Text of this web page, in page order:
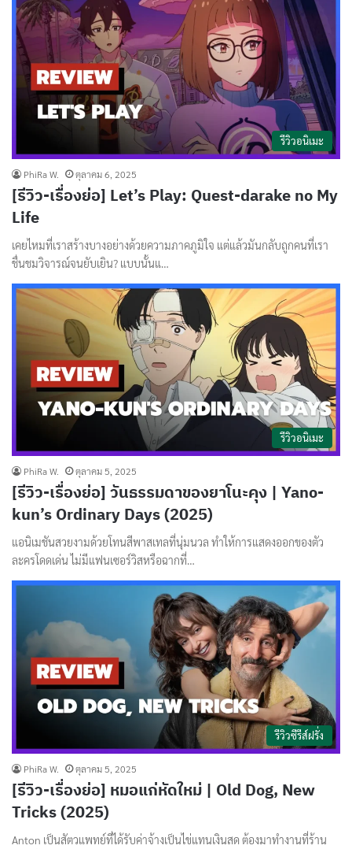
รีวิวอนิเมะ
PhiRa W. ตุลาคม 6, 2025
[รีวิว-เรื่องย่อ] Let’s Play: Quest-darake no My
Life
เคยไหมที่เราสร้างบางอย่างด้วยความภาคภูมิใจ แต่แล้วมันกลับถูกคนที่เรา
ชื่นชมวิจารณ์จนยับเยิน? แบบนั้นแ…
รีวิวอนิเมะ
PhiRa W. ตุลาคม 5, 2025
[รีวิว-เรื่องย่อ] วันธรรมดาของยาโนะคุง | Yano-
kun’s Ordinary Days (2025)
แอนิเมชันสวยงามด้วยโทนสีพาสเทลที่นุ่มนวล ทำให้การแสดงออกของตัว
ละครโดดเด่น ไม่มีแฟนเซอร์วิสหรือฉากที่…
รีวิวซีรีส์ฝรั่ง
PhiRa W. ตุลาคม 5, 2025
[รีวิว-เรื่องย่อ] หมอแก่หัดใหม่ | Old Dog, New
Tricks (2025)
Anton เป็นสัตวแพทย์ที่ได้รับค่าจ้างเป็นไข่แทนเงินสด ต้องมาทำงานที่ร้าน